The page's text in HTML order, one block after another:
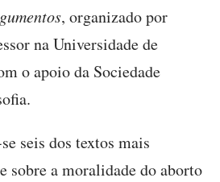
, organizado por
na Universidade de
o apoio da Sociedade
seis dos textos mais
sobre a moralidade do aborto